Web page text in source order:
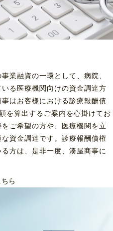
業融資の一環として、病院、
る医療機関向けの資金調達方
はお客様における診療報酬債
を算出するご案内を心掛けてお
ご希望の方や、医療機関を立
資金調達です。診療報酬債権
方は、是非一度、湊屋商事に
ら